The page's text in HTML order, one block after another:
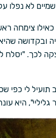
לא נפלו
כאילו צימחה
ובקדושה
לכך. "יסלח
לי כפי
גליליי", היא